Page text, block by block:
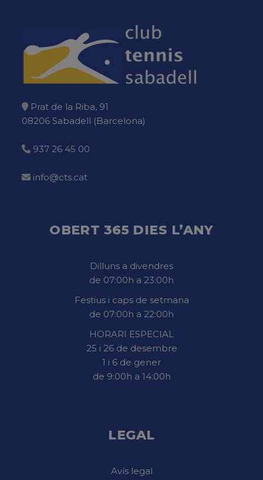
Prat de la Riba, 91
08206 Sabadell (Barcelona)
937 26 45 00
info@cts.cat
OBERT 365 DIES L’ANY
Dilluns a divendres
de 07:00h a 23:00h
Festius i caps de setmana
de 07:00h a 22:00h
HORARI ESPECIAL
25 i 26 de desembre
1 i 6 de gener
de 9:00h a 14:00h
LEGAL
Avís legal